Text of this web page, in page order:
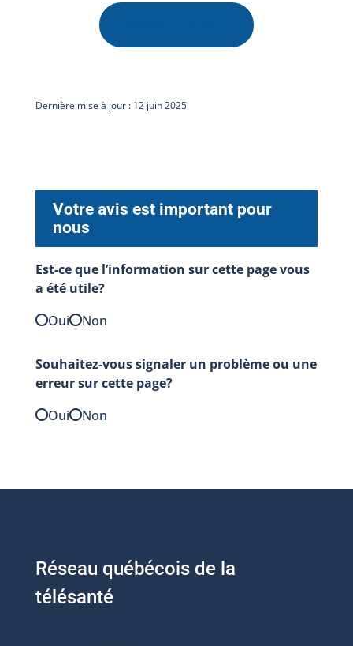
Dernière mise à jour : 12 juin 2025
Votre avis est important pour
nous
Est-ce que l’information sur cette page vous
a été utile?
Oui
Non
Souhaitez-vous signaler un problème ou une
erreur sur cette page?
Oui
Non
Réseau québécois de la
télésanté